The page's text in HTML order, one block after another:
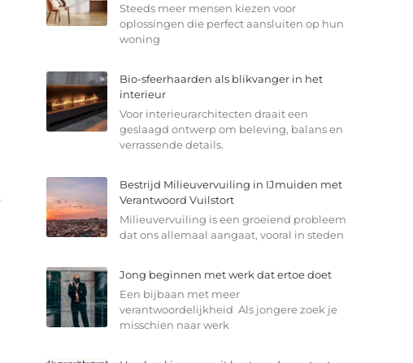
Steeds meer mensen kiezen voor
oplossingen die perfect aansluiten op hun
woning
Bio-sfeerhaarden als blikvanger in het
interieur
Voor interieurarchitecten draait een
geslaagd ontwerp om beleving, balans en
verrassende details.
Bestrijd Milieuvervuiling in IJmuiden met
Verantwoord Vuilstort
Milieuvervuiling is een groeiend probleem
dat ons allemaal aangaat, vooral in steden
Jong beginnen met werk dat ertoe doet
Een bijbaan met meer
verantwoordelijkheid Als jongere zoek je
misschien naar werk